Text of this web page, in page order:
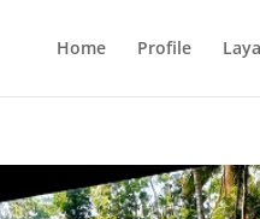
Home Profile